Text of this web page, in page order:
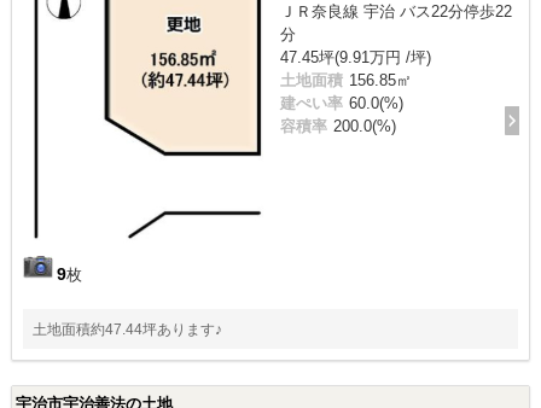
9枚
ＪＲ奈良線 宇治 バス22分停歩22
分
47.45坪(9.91万円 /坪)
土地面積 156.85㎡
建ぺい率 60.0(%)
容積率 200.0(%)
土地面積約47.44坪あります♪
宇治市宇治善法の土地